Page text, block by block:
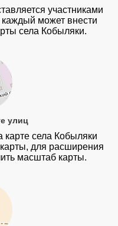
участниками
может внести
села Кобыляки.
улиц
карте села Кобыляки
для расширения
масштаб карты.